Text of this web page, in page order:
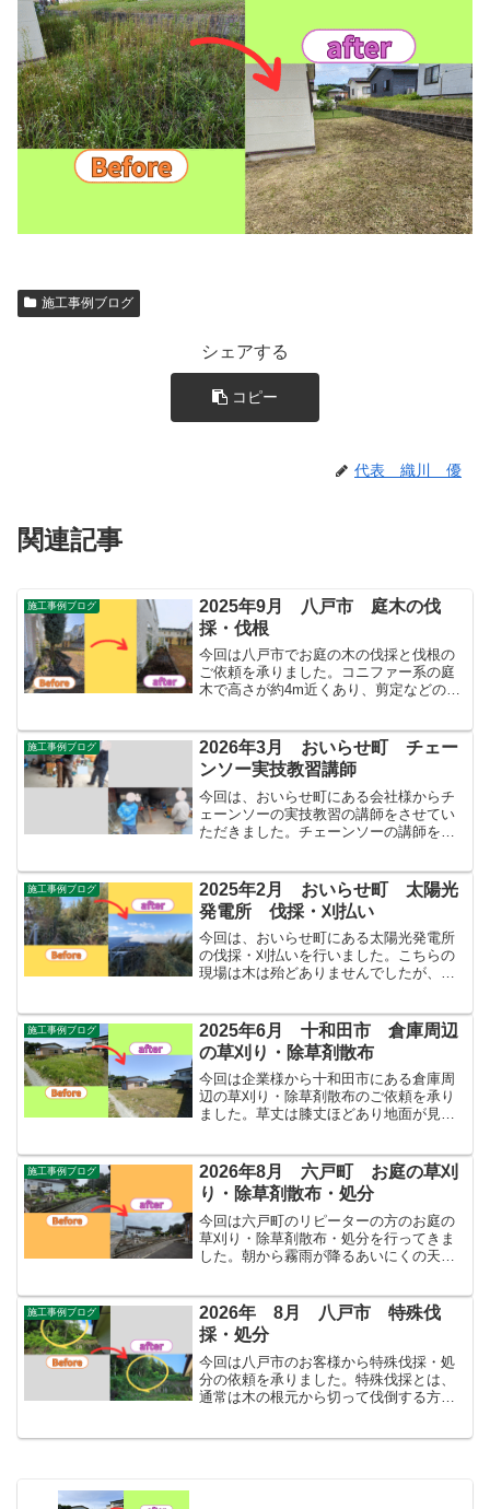
施工事例ブログ
シェアする
コピー
代表 織川 優
関連記事
施工事例ブログ
2025年9月 八戸市 庭木の伐
採・伐根
今回は八戸市でお庭の木の伐採と伐根の
ご依頼を承りました。コニファー系の庭
木で高さが約4m近くあり、剪定などのお
花壇やパーゴラを設置したいとのことで
したので抜根もご依頼い...
施工事例ブログ
2026年3月 おいらせ町 チェー
ンソー実技教習講師
今回は、おいらせ町にある会社様からチ
ェーンソーの実技教習の講師をさせてい
ただきました。チェーンソーの講師をす
導させていただきました。「キックバッ
クの危険性」や「木の裂け...
施工事例ブログ
2025年2月 おいらせ町 太陽光
発電所 伐採・刈払い
今回は、おいらせ町にある太陽光発電所
の伐採・刈払いを行いました。こちらの
現場は木は殆どありませんでしたが、
は・野生動物の住処になっている・放火
やゴミの不法投棄が心配・...
施工事例ブログ
2025年6月 十和田市 倉庫周辺
の草刈り・除草剤散布
今回は企業様から十和田市にある倉庫周
辺の草刈り・除草剤散布のご依頼を承り
ました。草丈は膝丈ほどあり地面が見え
刈り払った後、敷地の端沿いに草を集積
しました。そうして地面が...
施工事例ブログ
2026年8月 六戸町 お庭の草刈
り・除草剤散布・処分
今回は六戸町のリピーターの方のお庭の
草刈り・除草剤散布・処分を行ってきま
した。朝から霧雨が降るあいにくの天気
り午後には天気が良くなり、無事に除草
剤の散布までできたので安...
施工事例ブログ
2026年 8月 八戸市 特殊伐
採・処分
今回は八戸市のお客様から特殊伐採・処
分の依頼を承りました。特殊伐採とは、
通常は木の根元から切って伐倒する方法